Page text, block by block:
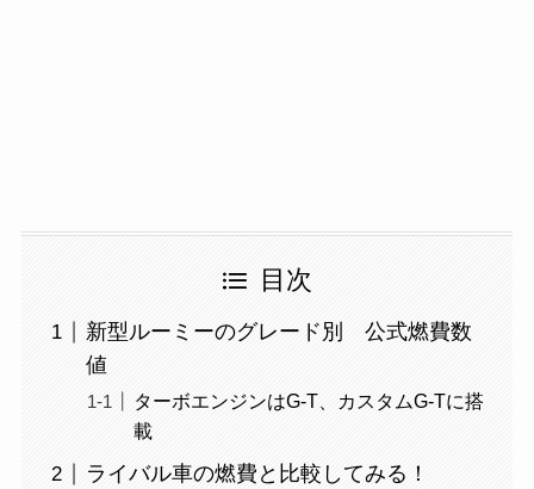
目次
新型ルーミーのグレード別 公式燃費数
値
ターボエンジンはG-T、カスタムG-Tに搭
載
ライバル車の燃費と比較してみる！